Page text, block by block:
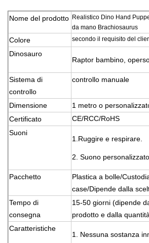
Nome del prodotto Realistico Dino Hand
da mano Brachiosaurus
Colore secondo il requisito del
Dinosauro
Raptor bambino, o
Sistema di
controllo
controllo manuale
Dimensione
1 metro o
Certificato
CE/RCC/RoHS
Suoni
1. Ruggire e respirare.
2. Suono personalizzato.
Pacchetto
Plastica a bolle/
case/Dipende dalla
Tempo di
consegna
15-50 giorni (dipende
prodotto e dalla
Caratteristiche
1. Nessuna sostanza